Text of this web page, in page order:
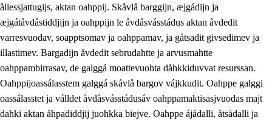
3. Prinsihpa skåvlå dåjmajda
3.1 Sebrudahtte oahppambirás
3.2 Åhpadibme ja hiebadum åhpadus
ållessjattugijs, aktan oahppij. Skåvlå barggijn, æjgádijn ja
æjgátåvdåstiddjijn ja oahppijn le åvdåsvásstádus aktan åvdedit
varresvuodav, soapptsomav ja oahppamav, ja gåtsadit givsedimev ja
illastimev. Bargadijn åvdedit sebrudahtte ja arvusmahtte
oahppambirrasav, de galggá moattevuohta dåhkkiduvvat resurssan.
Oahppijoassálasstem galggá skåvlå bargov vájkkudit. Oahppe galggi
oassálasstet ja válldet åvdåsvásstádusáv oahppamaktisasjvuodas majt
dahki aktan åhpadiddjij juohkka biejve. Oahppe ájádalli, åtsådalli ja